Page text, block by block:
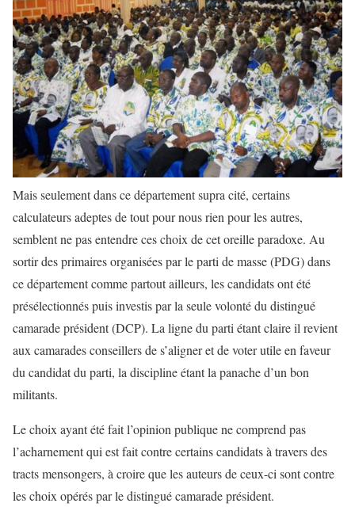
Mais seulement dans ce département supra cité, certains
calculateurs adeptes de tout pour nous rien pour les autres,
semblent ne pas entendre ces choix de cet oreille paradoxe. Au
sortir des primaires organisées par le parti de masse (PDG) dans
ce département comme partout ailleurs, les candidats ont été
présélectionnés puis investis par la seule volonté du distingué
camarade président (DCP). La ligne du parti étant claire il revient
aux camarades conseillers de s’aligner et de voter utile en faveur
du candidat du parti, la discipline étant la panache d’un bon
militants.
Le choix ayant été fait l’opinion publique ne comprend pas
l’acharnement qui est fait contre certains candidats à travers des
tracts mensongers, à croire que les auteurs de ceux-ci sont contre
les choix opérés par le distingué camarade président.